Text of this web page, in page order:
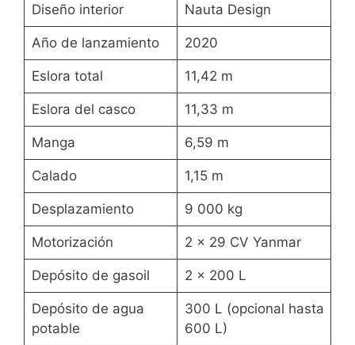
Diseño interior Nauta Design
Año de lanzamiento 2020
Eslora total 11,42 m
Eslora del casco 11,33 m
Manga 6,59 m
Calado 1,15 m
Desplazamiento 9 000 kg
Motorización 2 x 29 CV Yanmar
Depósito de gasoil 2 x 200 L
Depósito de agua
potable
300 L (opcional hasta
600 L)